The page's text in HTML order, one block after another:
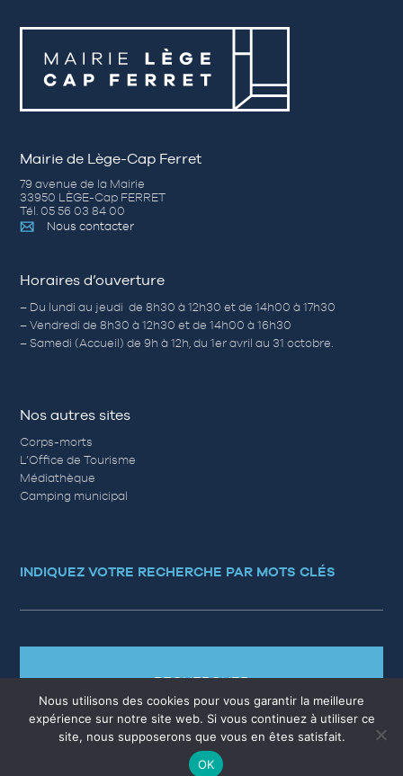
Mairie de Lège-Cap Ferret
79 avenue de la Mairie
33950 LÈGE-Cap FERRET
Tél. 05 56 03 84 00
Nous contacter
Horaires d’ouverture
– Du lundi au jeudi de 8h30 à 12h30 et de 14h00 à 17h30
– Vendredi de 8h30 à 12h30 et de 14h00 à 16h30
– Samedi (Accueil) de 9h à 12h, du 1er avril au 31 octobre.
Nos autres sites
Corps-morts
L’Office de Tourisme
Médiathèque
Camping municipal
INDIQUEZ VOTRE RECHERCHE PAR MOTS CLÉS
RECHERCHER
QUESTIONS RÉPONSES
Nous utilisons des cookies pour vous garantir la meilleure
expérience sur notre site web. Si vous continuez à utiliser ce
site, nous supposerons que vous en êtes satisfait.
OK